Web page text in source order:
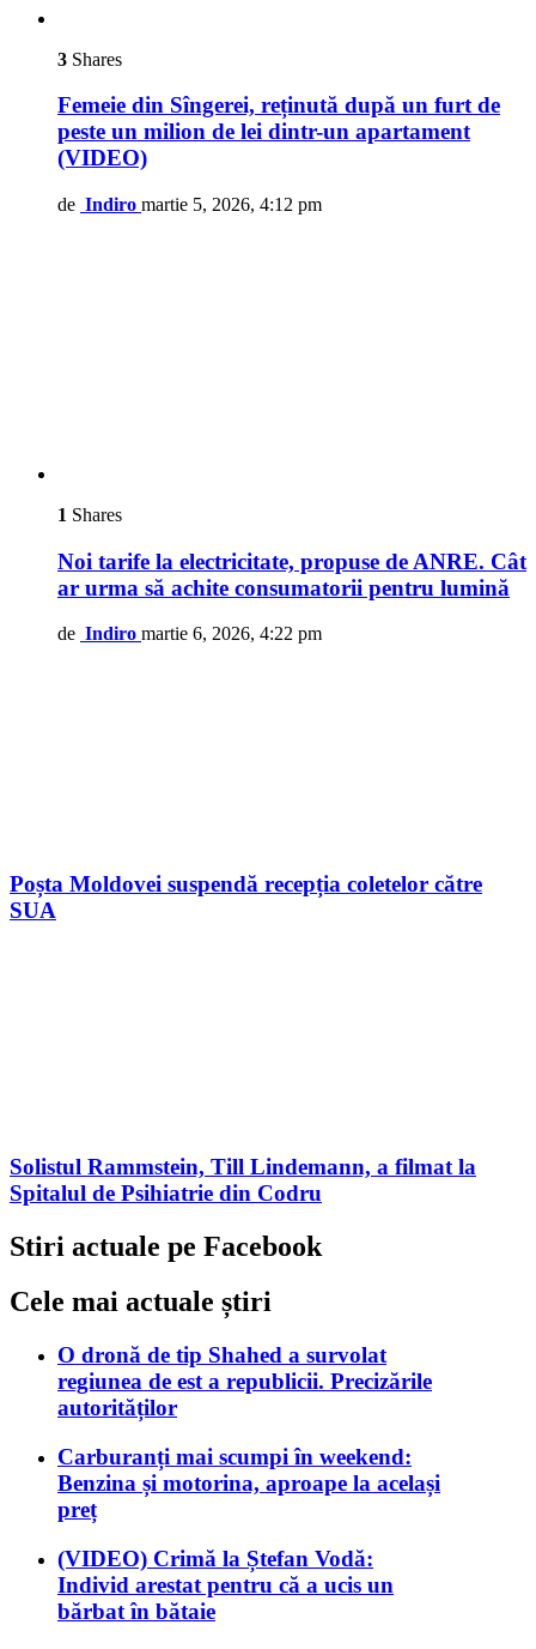
3 Shares
Femeie din Sîngerei, reținută după un furt de
peste un milion de lei dintr-un apartament
(VIDEO)
de Indiro martie 5, 2026, 4:12 pm
1 Shares
Noi tarife la electricitate, propuse de ANRE. Cât
ar urma să achite consumatorii pentru lumină
de Indiro martie 6, 2026, 4:22 pm
Poșta Moldovei suspendă recepția coletelor către
SUA
Solistul Rammstein, Till Lindemann, a filmat la
Spitalul de Psihiatrie din Codru
Stiri actuale pe Facebook
Cele mai actuale știri
O dronă de tip Shahed a survolat
regiunea de est a republicii. Precizările
autorităților
Carburanți mai scumpi în weekend:
Benzina și motorina, aproape la același
preț
(VIDEO) Crimă la Ștefan Vodă:
Individ arestat pentru că a ucis un
bărbat în bătaie